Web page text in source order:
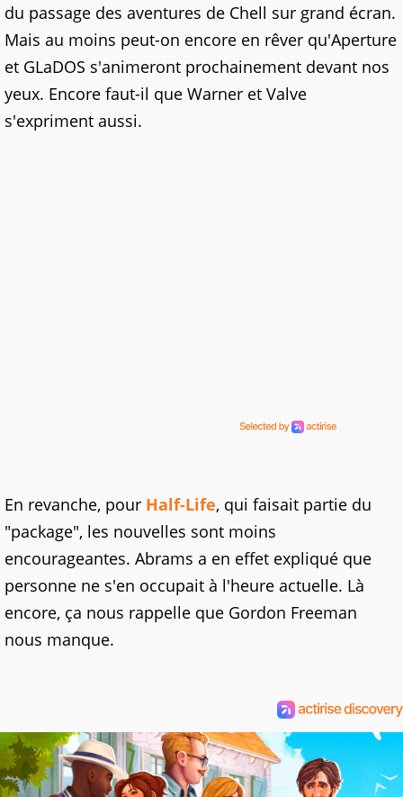
du passage des aventures de Chell sur grand écran.
Mais au moins peut-on encore en rêver qu'Aperture
et GLaDOS s'animeront prochainement devant nos
yeux. Encore faut-il que Warner et Valve
s'expriment aussi.
En revanche, pour Half-Life, qui faisait partie du
"package", les nouvelles sont moins
encourageantes. Abrams a en effet expliqué que
personne ne s'en occupait à l'heure actuelle. Là
encore, ça nous rappelle que Gordon Freeman
nous manque.